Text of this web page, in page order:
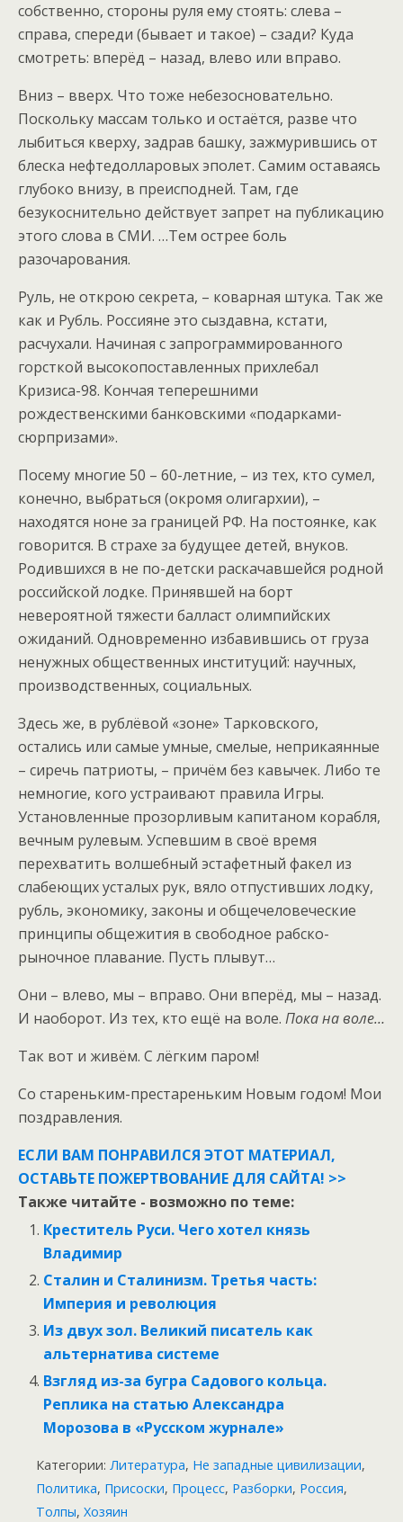
собственно, стороны руля ему стоять: слева –
справа, спереди (бывает и такое) – сзади? Куда
смотреть: вперёд – назад, влево или вправо.
Вниз – вверх. Что тоже небезосновательно.
Поскольку массам только и остаётся, разве что
лыбиться кверху, задрав башку, зажмурившись от
блеска нефтедолларовых эполет. Самим оставаясь
глубоко внизу, в преисподней. Там, где
безукоснительно действует запрет на публикацию
этого слова в СМИ. …Тем острее боль
разочарования.
Руль, не открою секрета, – коварная штука. Так же
как и Рубль. Россияне это сыздавна, кстати,
расчухали. Начиная с запрограммированного
горсткой высокопоставленных прихлебал
Кризиса-98. Кончая теперешними
рождественскими банковскими «подарками-
сюрпризами».
Посему многие 50 – 60-летние, – из тех, кто сумел,
конечно, выбраться (окромя олигархии), –
находятся ноне за границей РФ. На постоянке, как
говорится. В страхе за будущее детей, внуков.
Родившихся в не по-детски раскачавшейся родной
российской лодке. Принявшей на борт
невероятной тяжести балласт олимпийских
ожиданий. Одновременно избавившись от груза
ненужных общественных институций: научных,
производственных, социальных.
Здесь же, в рублёвой «зоне» Тарковского,
остались или самые умные, смелые, неприкаянные
– сиречь патриоты, – причём без кавычек. Либо те
немногие, кого устраивают правила Игры.
Установленные прозорливым капитаном корабля,
вечным рулевым. Успевшим в своё время
перехватить волшебный эстафетный факел из
слабеющих усталых рук, вяло отпустивших лодку,
рубль, экономику, законы и общечеловеческие
принципы общежития в свободное рабско-
рыночное плавание. Пусть плывут…
Они – влево, мы – вправо. Они вперёд, мы – назад.
И наоборот. Из тех, кто ещё на воле. Пока на воле…
Так вот и живём. С лёгким паром!
Со стареньким-престареньким Новым годом! Мои
поздравления.
ЕСЛИ ВАМ ПОНРАВИЛСЯ ЭТОТ МАТЕРИАЛ,
ОСТАВЬТЕ ПОЖЕРТВОВАНИЕ ДЛЯ САЙТА! >>
Также читайте - возможно по теме:
Креститель Руси. Чего хотел князь
Владимир
Сталин и Сталинизм. Третья часть:
Империя и революция
Из двух зол. Великий писатель как
альтернатива системе
Взгляд из-за бугра Садового кольца.
Реплика на статью Александра
Морозова в «Русском журнале»
Категории: Литература, Не западные цивилизации,
Политика, Присоски, Процесс, Разборки, Россия,
Толпы, Хозяин